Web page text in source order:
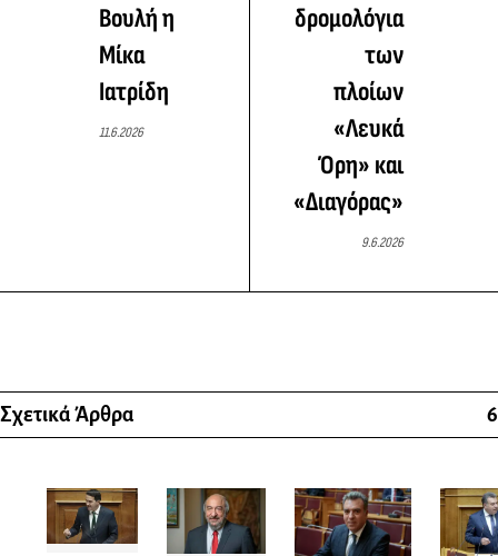
Βουλή η
Μίκα
Ιατρίδη
11.6.2026
δρομολόγια
των
πλοίων
«Λευκά
Όρη» και
«Διαγόρας»
9.6.2026
Σχετικά Άρθρα 6